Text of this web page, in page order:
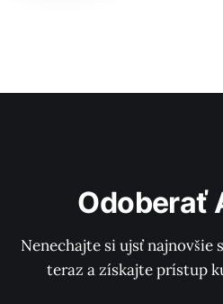
Odoberať
Nenechajte si ujsť najnovšie
teraz a získajte prístup